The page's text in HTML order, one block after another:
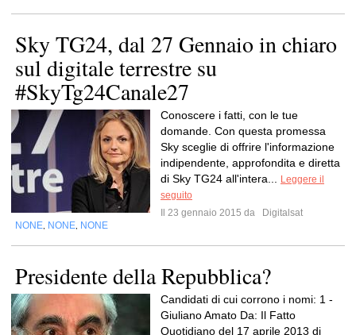
Sky TG24, dal 27 Gennaio in chiaro
sul digitale terrestre su
#SkyTg24Canale27
Conoscere i fatti, con le tue
domande. Con questa promessa
Sky sceglie di offrire l'informazione
indipendente, approfondita e diretta
di Sky TG24 all'intera...
Leggere il
seguito
Il 23 gennaio 2015 da
Digitalsat
NONE NONE NONE
Presidente della Repubblica?
Candidati di cui corrono i nomi: 1 -
Giuliano Amato Da: Il Fatto
Quotidiano del 17 aprile 2013 di